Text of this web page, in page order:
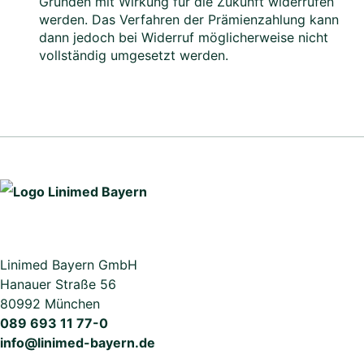
werden. Das Verfahren der Prämienzahlung kann
dann jedoch bei Widerruf möglicherweise nicht
vollständig umgesetzt werden.
Linimed Bayern GmbH
Hanauer Straße 56
80992 München
089 693 11 77-0
info@linimed-bayern.de